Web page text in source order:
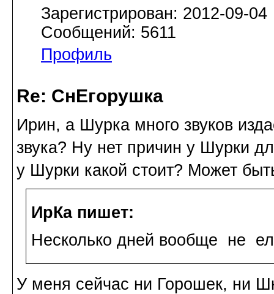
Зарегистрирован: 2012-09-04
Сообщений: 5611
Профиль
Re: СнЕгорушка
Ирин, а Шурка много звуков
звука? Ну нет причин у Шурки
у Шурки какой стоит? Может
ИрКа пишет:
Несколько дней вообще не
У меня сейчас ни Горошек, ни